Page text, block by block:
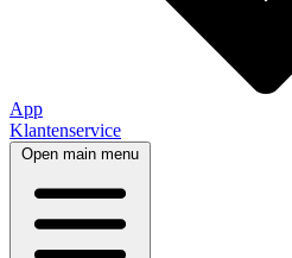
App
Klantenservice
Open main menu